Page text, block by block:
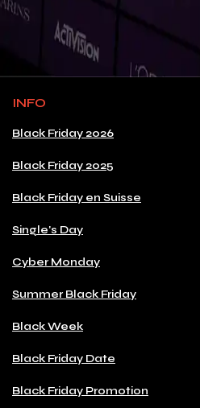
INFO
Black Friday 2026
Black Friday 2025
Black Friday en Suisse
Single's Day
Cyber Monday
Summer Black Friday
Black Week
Black Friday Date
Black Friday Promotion